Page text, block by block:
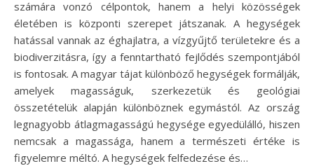
számára vonzó célpontok, hanem a helyi közösségek
életében is központi szerepet játszanak. A hegységek
hatással vannak az éghajlatra, a vízgyűjtő területekre és a
biodiverzitásra, így a fenntartható fejlődés szempontjából
is fontosak. A magyar tájat különböző hegységek formálják,
amelyek magasságuk, szerkezetük és geológiai
összetételük alapján különböznek egymástól. Az ország
legnagyobb átlagmagasságú hegysége egyedülálló, hiszen
nemcsak a magassága, hanem a természeti értéke is
figyelemre méltó. A hegységek felfedezése és…